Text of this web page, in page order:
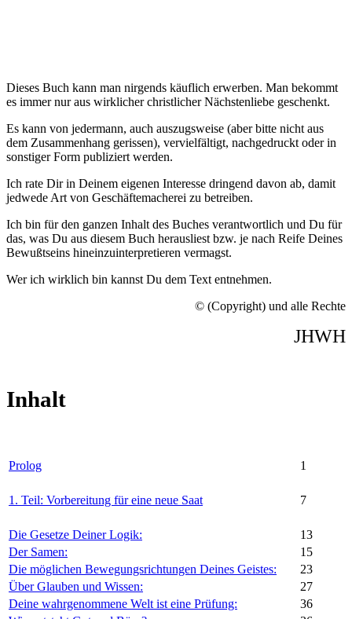
Dieses Buch kann man nirgends käuflich erwerben. Man bekommt
es immer nur aus wirklicher christlicher Nächstenliebe geschenkt.
Es kann von jedermann, auch auszugsweise (aber bitte nicht aus
dem Zusammenhang gerissen), vervielfältigt, nachgedruckt oder in
sonstiger Form publiziert werden.
Ich rate Dir in Deinem eigenen Interesse dringend davon ab, damit
jedwede Art von Geschäftemacherei zu betreiben.
Ich bin für den ganzen Inhalt des Buches verantwortlich und Du für
das, was Du aus diesem Buch herausliest bzw. je nach Reife Deines
Bewußtseins hineinzuinterpretieren vermagst.
Wer ich wirklich bin kannst Du dem Text entnehmen.
© (Copyright) und alle Rechte
JHWH
Inhalt
Prolog 1
1. Teil: Vorbereitung für eine neue Saat 7
Die Gesetze Deiner Logik:
13
Der Samen:
15
Die möglichen Bewegungsrichtungen Deines Geistes:
23
Über Glauben und Wissen:
27
Deine wahrgenommene Welt ist eine Prüfung:
36